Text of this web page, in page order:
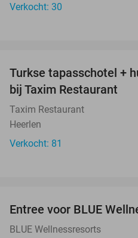
Verkocht: 30
Turkse tapasschotel +
bij Taxim Restaurant
Taxim Restaurant
Heerlen
Verkocht: 81
Entree voor BLUE
BLUE Wellnessresorts